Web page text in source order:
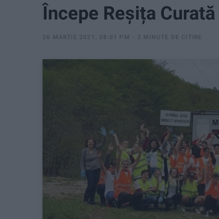
Începe Reșița
26 MARTIE 2021, 08:01 PM 2 MINUTE DE CITIRE